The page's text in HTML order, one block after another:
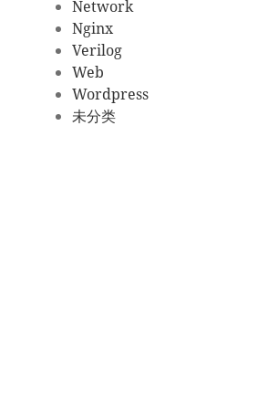
Network
Nginx
Verilog
Web
Wordpress
未分类